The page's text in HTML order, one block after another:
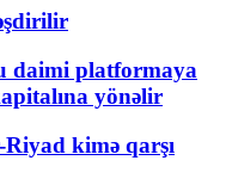
daimi platformaya
yönəlir
kimə qarşı